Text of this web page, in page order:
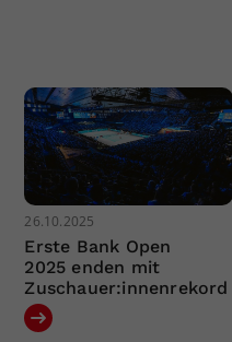
26.10.2025
Erste Bank Open
2025 enden mit
Zuschauer:innenrekord